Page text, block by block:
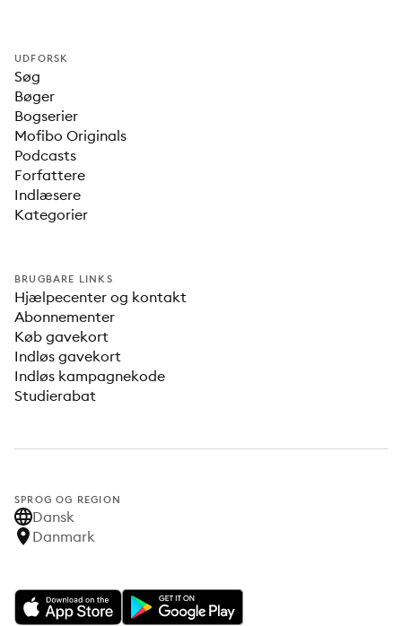
UDFORSK
Søg
Bøger
Bogserier
Mofibo Originals
Podcasts
Forfattere
Indlæsere
Kategorier
BRUGBARE LINKS
Hjælpecenter og kontakt
Abonnementer
Køb gavekort
Indløs gavekort
Indløs kampagnekode
Studierabat
SPROG OG REGION
Dansk
Danmark